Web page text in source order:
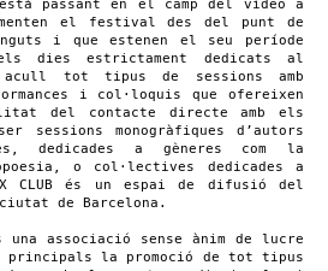
passant en el camp del vídeo a
el festival des del punt de
i que estenen el seu període
dies estrictament dedicats al
acull tot tipus de sessions amb
i col·loquis que ofereixen
del contacte directe amb els
sessions monogràfiques d’autors
dedicades a gèneres com la
o col·lectives dedicades a
CLUB és un espai de difusió del
de Barcelona.
una associació sense ànim de lucre
principals la promoció de tot tipus